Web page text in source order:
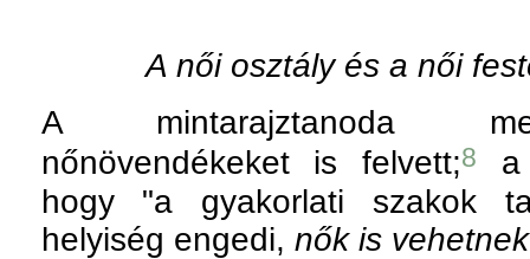
A női osztály és a női
A mintarajztanoda
nőnövendékeket is felvett;8
a
hogy "a gyakorlati szakok
helyiség engedi, nők is